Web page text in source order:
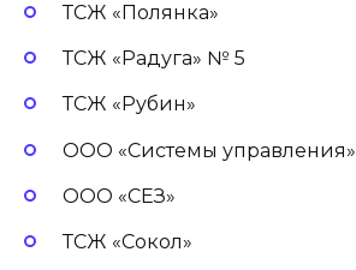
ТСЖ «Полянка»
ТСЖ «Радуга» № 5
ТСЖ «Рубин»
ООО «Системы управления»
ООО «СЕЗ»
ТСЖ «Сокол»